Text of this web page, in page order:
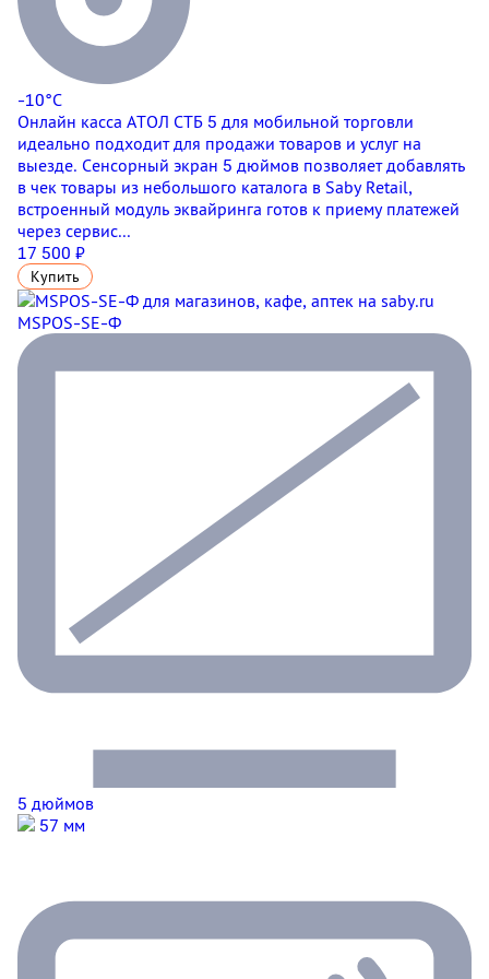
-10°C
Онлайн касса АТОЛ СТБ 5 для мобильной торговли
идеально подходит для продажи товаров и услуг на
выезде. Сенсорный экран 5 дюймов позволяет добавлять
в чек товары из небольшого каталога в Saby Retail,
встроенный модуль эквайринга готов к приему платежей
через сервис...
17 500 ₽
Купить
MSPOS-SE-Ф
5 дюймов
57 мм